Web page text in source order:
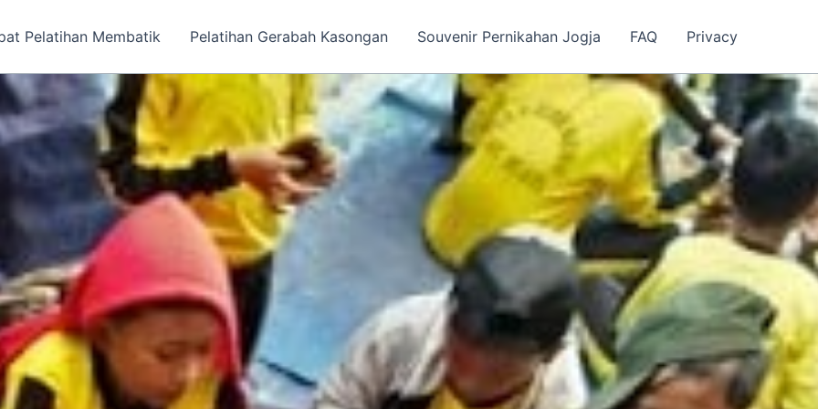
Pelatihan Membatik Pelatihan Gerabah Kasongan Souvenir Pernikahan Jogja FAQ Privacy